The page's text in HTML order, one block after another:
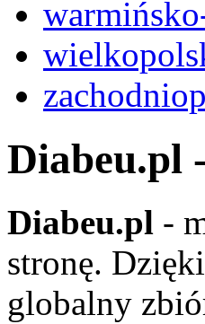
Diabeu.pl
Diabeu.pl -
stronę.
globalny